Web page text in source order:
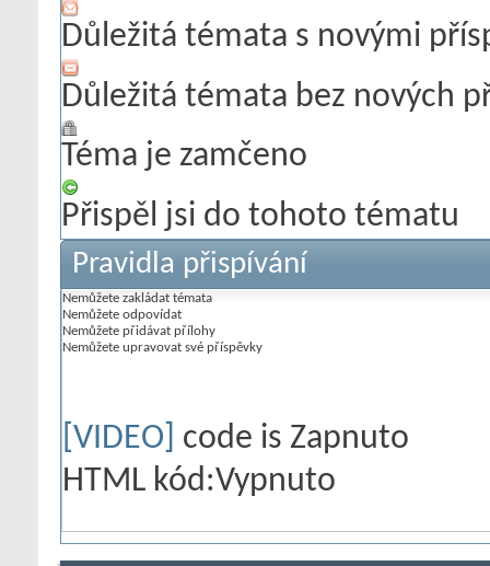
Důležitá témata s novými
Důležitá témata bez nových
Téma je zamčeno
Přispěl jsi do tohoto tématu
Pravidla přispívání
Nemůžete zakládat témata
Nemůžete odpovídat
Nemůžete přidávat přílohy
Nemůžete upravovat své příspěvky
[VIDEO] code is Zapnuto
HTML kód:Vypnuto